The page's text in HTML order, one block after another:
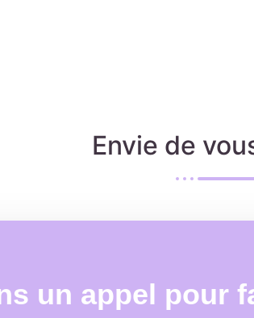
Envie de
un appel pour